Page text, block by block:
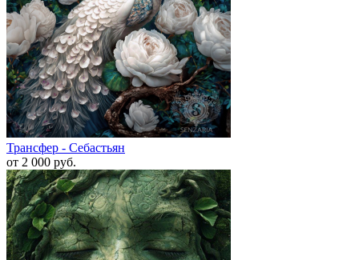
Трансфер - Себастьян
от 2 000 руб.